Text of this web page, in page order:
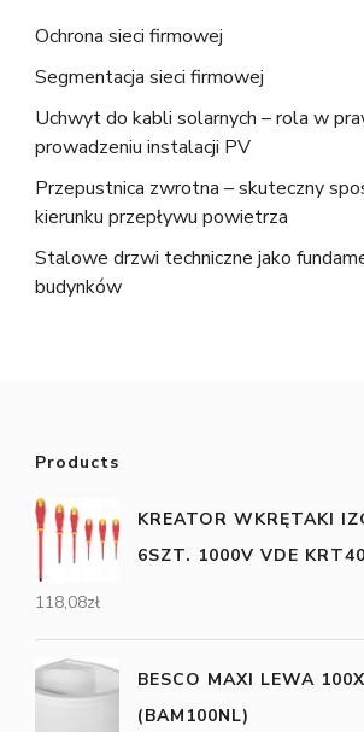
Ochrona sieci firmowej
Segmentacja sieci firmowej
Uchwyt do kabli solarnych – rola w
prowadzeniu instalacji PV
Przepustnica zwrotna – skuteczny
kierunku przepływu powietrza
Stalowe drzwi techniczne jako
budynków
Products
KREATOR WKRĘTAKI
6SZT. 1000V VDE
118,08zł
BESCO MAXI LEWA
(BAM100NL)